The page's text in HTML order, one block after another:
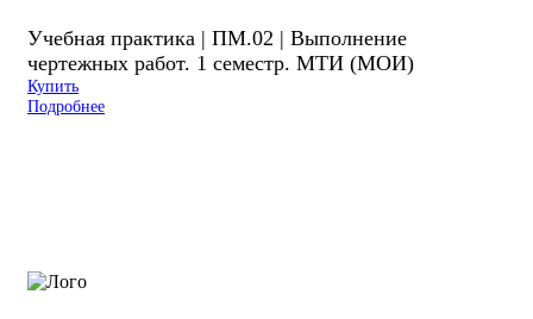
Учебная практика | ПМ.02 | Выполнение
чертежных работ. 1 семестр. МТИ (МОИ)
Купить
Подробнее